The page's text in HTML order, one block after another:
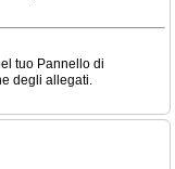
tuo Pannello di
degli allegati.